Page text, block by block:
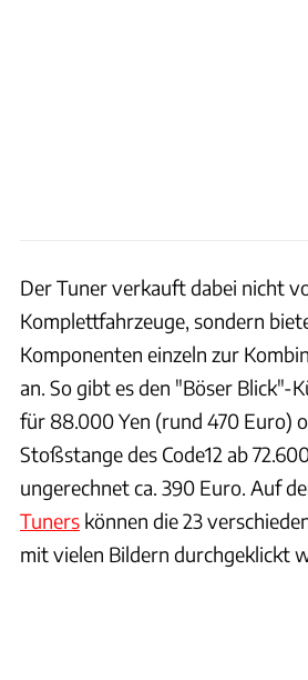
Der Tuner verkauft dabei nicht
Komplettfahrzeuge, sondern
Komponenten einzeln zur
an. So gibt es den "Böser Blick"-
für 88.000 Yen (rund 470 Euro)
Stoßstange des Code12 ab
ungerechnet ca. 390 Euro. Auf
Tuners können die 23
mit vielen Bildern durchgeklickt